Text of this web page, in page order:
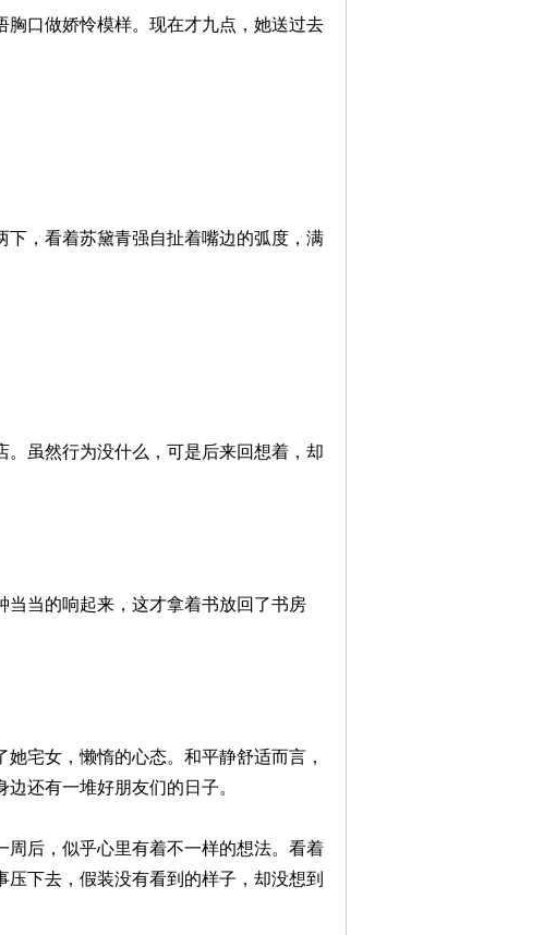
胸口做娇怜模样。现在才九点，她送过去
，看着苏黛青强自扯着嘴边的弧度，满
虽然行为没什么，可是后来回想着，却
当的响起来，这才拿着书放回了书房
宅女，懒惰的心态。和平静舒适而言，
还有一堆好朋友们的日子。
后，似乎心里有着不一样的想法。看着
下去，假装没有看到的样子，却没想到